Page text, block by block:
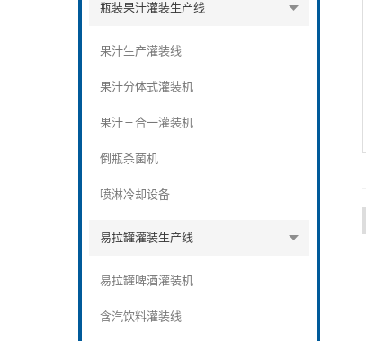
瓶装果汁灌装生产线
果汁生产灌装线
果汁分体式灌装机
果汁三合一灌装机
倒瓶杀菌机
喷淋冷却设备
易拉罐灌装生产线
易拉罐啤酒灌装机
含汽饮料灌装线